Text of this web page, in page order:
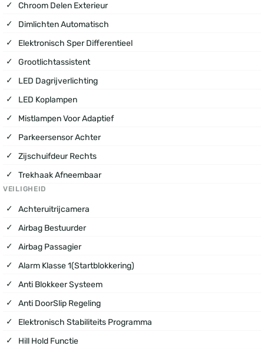
Chroom Delen Exterieur
Dimlichten Automatisch
Elektronisch Sper Differentieel
Grootlichtassistent
LED Dagrijverlichting
LED Koplampen
Mistlampen Voor Adaptief
Parkeersensor Achter
Zijschuifdeur Rechts
Trekhaak Afneembaar
VEILIGHEID
Achteruitrijcamera
Airbag Bestuurder
Airbag Passagier
Alarm Klasse 1(startblokkering)
Anti Blokkeer Systeem
Anti DoorSlip Regeling
Elektronisch Stabiliteits Programma
Hill Hold Functie